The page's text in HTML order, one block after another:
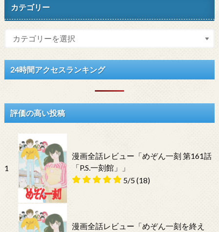
カテゴリー
24時間アクセスランキング
評価の高い投稿
1
漫画全話レビュー「めぞん一刻 第161話
「P.S.一刻館」」
5/5(18)
漫画全話レビュー「めぞん一刻を終え